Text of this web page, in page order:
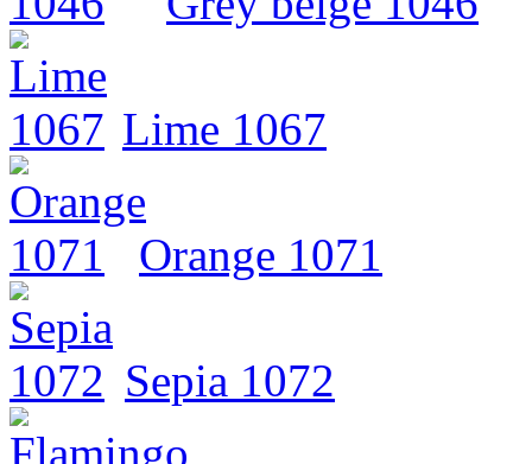
Lime 1067
Orange 1071
Sepia 1072